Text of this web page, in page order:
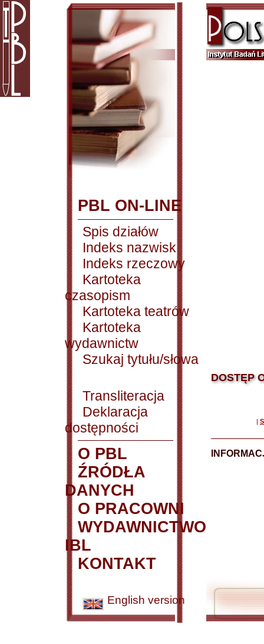
PBL ON-LINE
Spis działów
Indeks nazwisk
Indeks rzeczowy
Kartoteka
czasopism
Kartoteka teatrów
Kartoteka
wydawnictw
Szukaj tytułu/słowa
Transliteracja
Deklaracja
dostępności
O PBL
ŹRÓDŁA
DANYCH
O PRACOWNI
WYDAWNICTWO
IBL
KONTAKT
English version
DOSTĘP
|